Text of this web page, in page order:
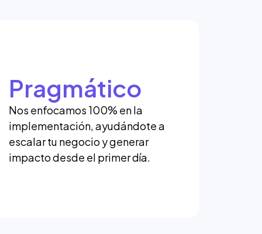
Pragmático
Nos enfocamos 100% en la
implementación, ayudándote a
escalar tu negocio y generar
impacto desde el primer día.